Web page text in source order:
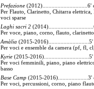
Prefazione (2012)..............................6'
Per Flauto, Clarinetto, Chitarra elettrica,
voci sparse
Laghi sacri 2
Per voce, piano, corno, flauto,
Amàlia (2015-2016)...........................5'
Per voci e ensemble da camera (pf, fl,
Kyrie (2015-2016)..............................5'
Per voci femminili, piano, piano
basso
Base Camp (2015-2016)....................3'
Per voci, percussioni, corno, piano